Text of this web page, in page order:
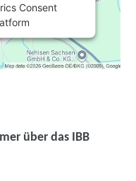
Consent
über das IBB